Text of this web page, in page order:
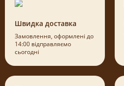
Швидка доставка
Замовлення, оформлені до
14:00 відправляємо
сьогодні